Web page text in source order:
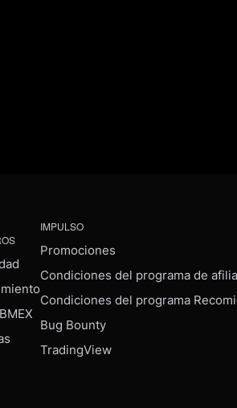
IMPULSO
Promociones
Condiciones del programa de
Condiciones del programa
Bug Bounty
TradingView